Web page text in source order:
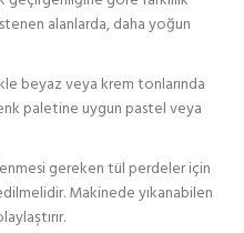
alanlarda, daha yoğun
beyaz veya krem tonlarında
paletine uygun pastel veya
gereken tül perdeler için
Makinede yıkanabilen